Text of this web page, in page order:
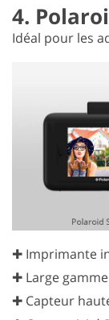
4.
Idéal pour les
✚ Imprimante
✚ Large
✚ Capteur